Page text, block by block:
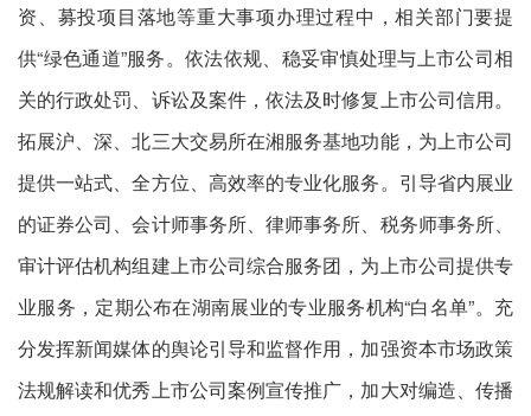
资、募投项目落地等重大事项办理过程中，相关部门要提
供“绿色通道”服务。依法依规、稳妥审慎处理与上市公司相
关的行政处罚、诉讼及案件，依法及时修复上市公司信用。
拓展沪、深、北三大交易所在湘服务基地功能，为上市公司
提供一站式、全方位、高效率的专业化服务。引导省内展业
的证券公司、会计师事务所、律师事务所、税务师事务所、
审计评估机构组建上市公司综合服务团，为上市公司提供专
业服务，定期公布在湖南展业的专业服务机构“白名单”。充
分发挥新闻媒体的舆论引导和监督作用，加强资本市场政策
法规解读和优秀上市公司案例宣传推广，加大对编造、传播